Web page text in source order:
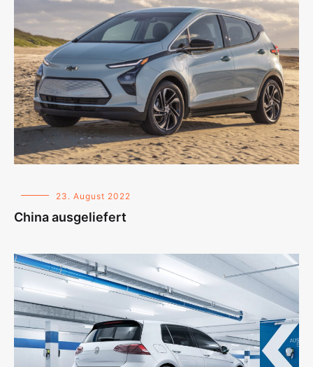
23. August 2022
China ausgeliefert